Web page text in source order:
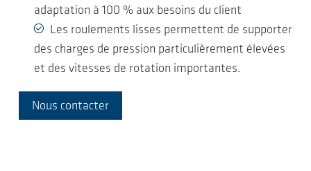
adaptation à 100 % aux besoins du client
Les roulements lisses permettent de supporter
des charges de pression particulièrement élevées
et des vitesses de rotation importantes.
Nous contacter